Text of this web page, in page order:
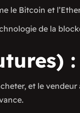
le Bitcoin et
de la
:
et le vendeur